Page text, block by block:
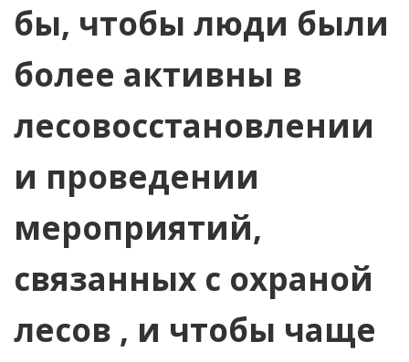
бы, чтобы люди были
более активны в
лесовосстановлении
и проведении
мероприятий,
связанных с охраной
лесов , и чтобы чаще